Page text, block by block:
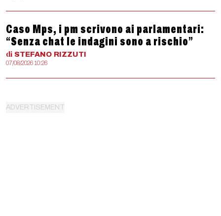
Caso Mps, i pm scrivono ai parlamentari:
“Senza chat le indagini sono a rischio”
di STEFANO RIZZUTI
07/08/2026 10:26